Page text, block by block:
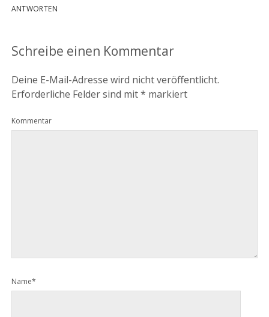
ANTWORTEN
Schreibe einen Kommentar
Deine E-Mail-Adresse wird nicht veröffentlicht.
Erforderliche Felder sind mit* markiert
Kommentar
Name*